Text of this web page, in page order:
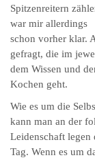
Spitzenreitern
war mir allerdings
schon vorher klar.
gefragt, die im
dem Wissen und
Kochen geht.
Wie es um die
kann man an der
Leidenschaft legen
Tag. Wenn es um